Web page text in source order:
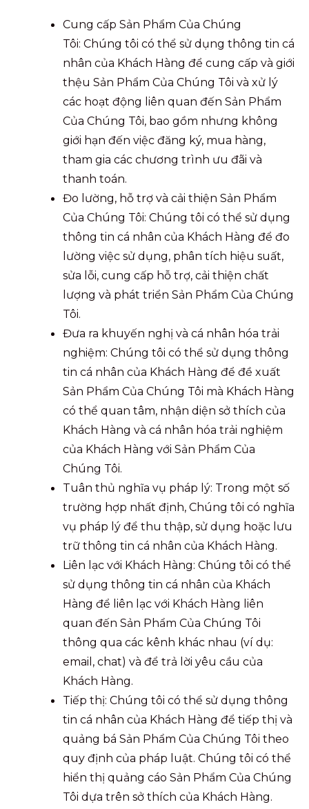
Cung cấp Sản Phẩm Của Chúng
Tôi: Chúng tôi có thể sử dụng thông tin cá
nhân của Khách Hàng để cung cấp và giới
thệu Sản Phẩm Của Chúng Tôi và xử lý
các hoạt động liên quan đến Sản Phẩm
Của Chúng Tôi, bao gồm nhưng không
giới hạn đến việc đăng ký, mua hàng,
tham gia các chương trình ưu đãi và
thanh toán.
Đo lường, hỗ trợ và cải thiện Sản Phẩm
Của Chúng Tôi: Chúng tôi có thể sử dụng
thông tin cá nhân của Khách Hàng để đo
lường việc sử dụng, phân tích hiệu suất,
sửa lỗi, cung cấp hỗ trợ, cải thiện chất
lượng và phát triển Sản Phẩm Của Chúng
Tôi.
Đưa ra khuyến nghị và cá nhân hóa trải
nghiệm: Chúng tôi có thể sử dụng thông
tin cá nhân của Khách Hàng để đề xuất
Sản Phẩm Của Chúng Tôi mà Khách Hàng
có thể quan tâm, nhận diện sở thích của
Khách Hàng và cá nhân hóa trải nghiệm
của Khách Hàng với Sản Phẩm Của
Chúng Tôi.
Tuân thủ nghĩa vụ pháp lý: Trong một số
trường hợp nhất định, Chúng tôi có nghĩa
vụ pháp lý để thu thập, sử dụng hoặc lưu
trữ thông tin cá nhân của Khách Hàng.
Liên lạc với Khách Hàng: Chúng tôi có thể
sử dụng thông tin cá nhân của Khách
Hàng để liên lạc với Khách Hàng liên
quan đến Sản Phẩm Của Chúng Tôi
thông qua các kênh khác nhau (ví dụ:
email, chat) và để trả lời yêu cầu của
Khách Hàng.
Tiếp thị: Chúng tôi có thể sử dụng thông
tin cá nhân của Khách Hàng để tiếp thị và
quảng bá Sản Phẩm Của Chúng Tôi theo
quy định của pháp luật. Chúng tôi có thể
hiển thị quảng cáo Sản Phẩm Của Chúng
Tôi dựa trên sở thích của Khách Hàng.